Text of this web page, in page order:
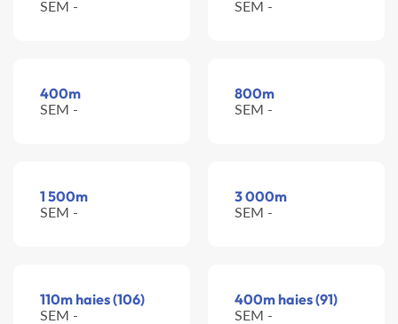
SEM - SEM -
400m
SEM -
800m
SEM -
1 500m
SEM -
3 000m
SEM -
110m haies (106)
SEM -
400m haies (91)
SEM -